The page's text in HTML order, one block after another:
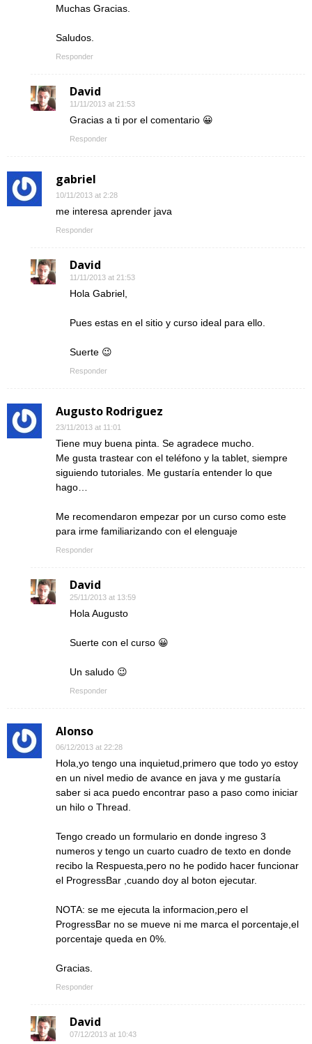
Muchas Gracias.
Saludos.
Responder
David
11/11/2013 at 21:53
Gracias a ti por el comentario 😀
Responder
gabriel
10/11/2013 at 2:28
me interesa aprender java
Responder
David
11/11/2013 at 21:53
Hola Gabriel,
Pues estas en el sitio y curso ideal para ello.
Suerte 😉
Responder
Augusto Rodriguez
23/11/2013 at 11:01
Tiene muy buena pinta. Se agradece mucho.
Me gusta trastear con el teléfono y la tablet, siempre
siguiendo tutoriales. Me gustaría entender lo que
hago…
Me recomendaron empezar por un curso como este
para irme familiarizando con el elenguaje
Responder
David
25/11/2013 at 13:59
Hola Augusto
Suerte con el curso 😀
Un saludo 😉
Responder
Alonso
06/12/2013 at 22:28
Hola,yo tengo una inquietud,primero que todo yo estoy
en un nivel medio de avance en java y me gustaría
saber si aca puedo encontrar paso a paso como iniciar
un hilo o Thread.
Tengo creado un formulario en donde ingreso 3
numeros y tengo un cuarto cuadro de texto en donde
recibo la Respuesta,pero no he podido hacer funcionar
el ProgressBar ,cuando doy al boton ejecutar.
NOTA: se me ejecuta la informacion,pero el
ProgressBar no se mueve ni me marca el porcentaje,el
porcentaje queda en 0%.
Gracias.
Responder
David
07/12/2013 at 10:43